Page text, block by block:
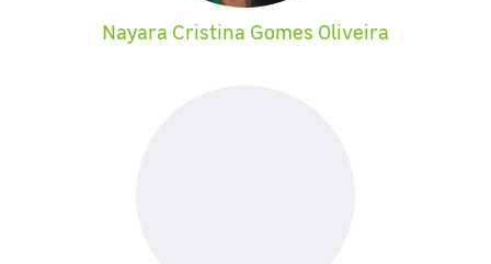
Nayara Cristina Gomes Oliveira